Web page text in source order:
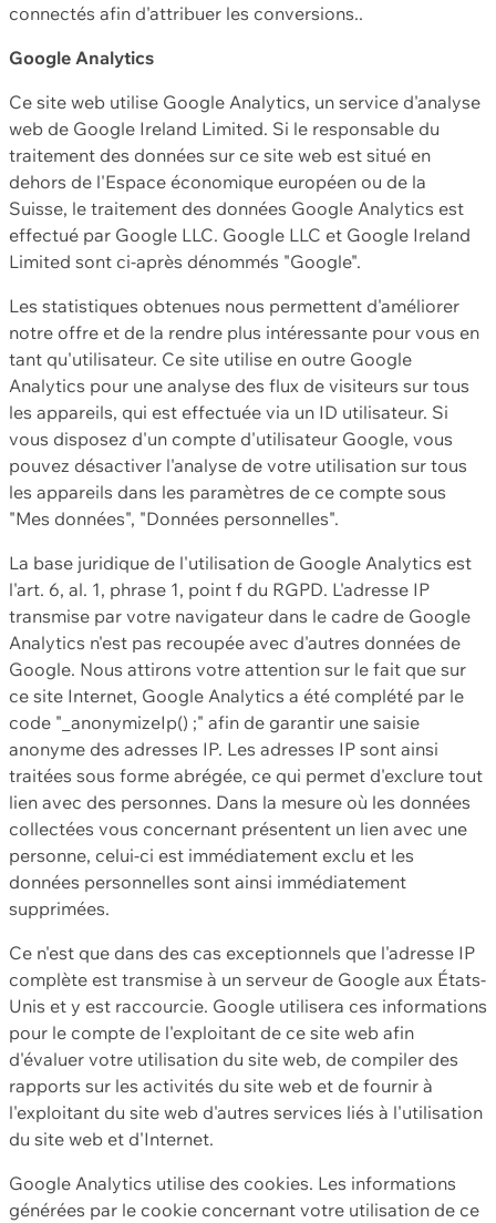
connectés afin d'attribuer les conversions..
Google Analytics
Ce site web utilise Google Analytics, un service d'analyse
web de Google Ireland Limited. Si le responsable du
traitement des données sur ce site web est situé en
dehors de l'Espace économique européen ou de la
Suisse, le traitement des données Google Analytics est
effectué par Google LLC. Google LLC et Google Ireland
Limited sont ci-après dénommés "Google".
Les statistiques obtenues nous permettent d'améliorer
notre offre et de la rendre plus intéressante pour vous en
tant qu'utilisateur. Ce site utilise en outre Google
Analytics pour une analyse des flux de visiteurs sur tous
les appareils, qui est effectuée via un ID utilisateur. Si
vous disposez d'un compte d'utilisateur Google, vous
pouvez désactiver l'analyse de votre utilisation sur tous
les appareils dans les paramètres de ce compte sous
"Mes données", "Données personnelles".
La base juridique de l'utilisation de Google Analytics est
l'art. 6, al. 1, phrase 1, point f du RGPD. L'adresse IP
transmise par votre navigateur dans le cadre de Google
Analytics n'est pas recoupée avec d'autres données de
Google. Nous attirons votre attention sur le fait que sur
ce site Internet, Google Analytics a été complété par le
code "_anonymizeIp() ;" afin de garantir une saisie
anonyme des adresses IP. Les adresses IP sont ainsi
traitées sous forme abrégée, ce qui permet d'exclure tout
lien avec des personnes. Dans la mesure où les données
collectées vous concernant présentent un lien avec une
personne, celui-ci est immédiatement exclu et les
données personnelles sont ainsi immédiatement
supprimées.
Ce n'est que dans des cas exceptionnels que l'adresse IP
complète est transmise à un serveur de Google aux États-
Unis et y est raccourcie. Google utilisera ces informations
pour le compte de l'exploitant de ce site web afin
d'évaluer votre utilisation du site web, de compiler des
rapports sur les activités du site web et de fournir à
l'exploitant du site web d'autres services liés à l'utilisation
du site web et d'Internet.
Google Analytics utilise des cookies. Les informations
générées par le cookie concernant votre utilisation de ce